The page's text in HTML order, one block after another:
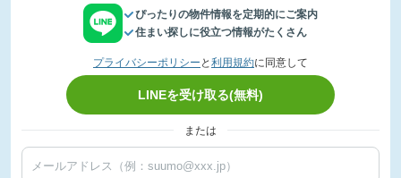
ぴったりの物件情報を定期的にご案内
住まい探しに役立つ情報がたくさん
プライバシーポリシー と 利用規約に同意して
LINEを受け取る(無料)
または